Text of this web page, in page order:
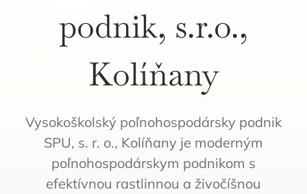
podnik, s.r.o.,
Kolíňany
Vysokoškolský poľnohospodársky podnik
SPU, s. r. o., Kolíňany je moderným
poľnohospodárskym podnikom s
efektívnou rastlinnou a živočíšnou